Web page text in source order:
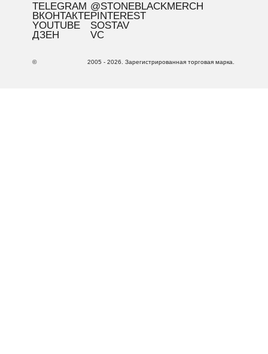
TELEGRAM
ВКОНТАКТЕ
YOUTUBE
ДЗЕН
@STONEBLACKMERCH
PINTEREST
SOSTAV
VC
© 2005 - 2026. Зарегистрированная торговая марка.